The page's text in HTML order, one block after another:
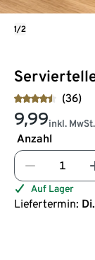
(36)
9,99inkl. MwSt.
Anzahl
Auf Lager
Liefertermin:
1/2